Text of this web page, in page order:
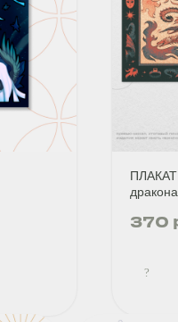
ПЛАКАТ
дракона
370
?